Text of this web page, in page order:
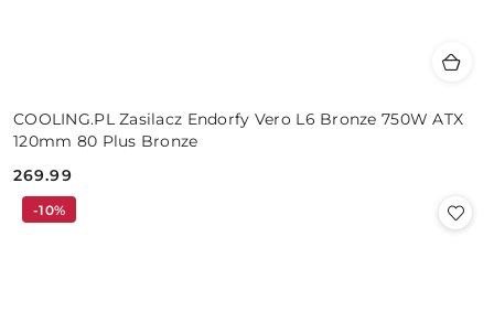
COOLING.PL Zasilacz Endorfy Vero L6 Bronze 750W ATX
120mm 80 Plus Bronze
Cena:
269.99
-10%